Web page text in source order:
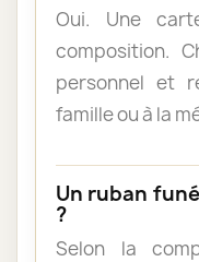
Oui. Une
composition.
personnel et
famille ou à la
Un ruban
?
Selon la